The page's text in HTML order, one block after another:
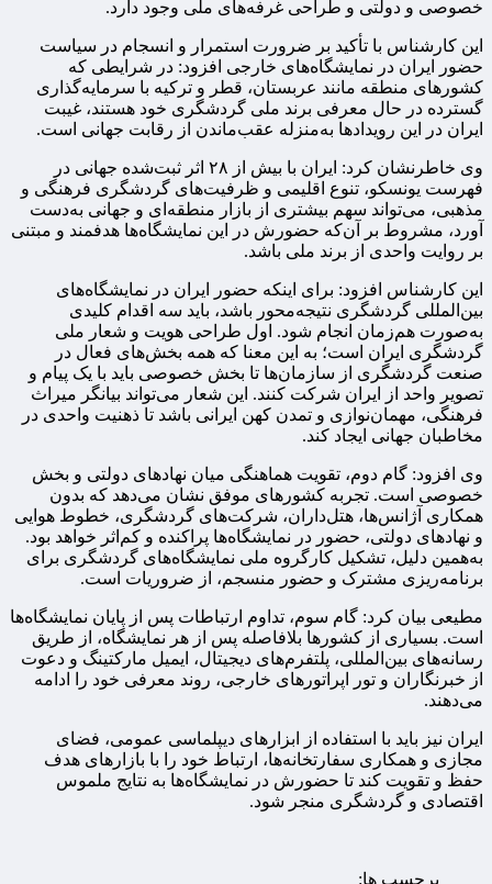
خصوصی و دولتی و طراحی غرفه‌های ملی وجود دارد.
این کارشناس با تأکید بر ضرورت استمرار و انسجام در سیاست
حضور ایران در نمایشگاه‌های خارجی افزود: در شرایطی که
کشورهای منطقه مانند عربستان، قطر و ترکیه با سرمایه‌گذاری
گسترده در حال معرفی برند ملی گردشگری خود هستند، غیبت
ایران در این رویدادها به‌منزله عقب‌ماندن از رقابت جهانی است.
وی خاطرنشان کرد: ایران با بیش از ۲۸ اثر ثبت‌شده جهانی در
فهرست یونسکو، تنوع اقلیمی و ظرفیت‌های گردشگری فرهنگی و
مذهبی، می‌تواند سهم بیشتری از بازار منطقه‌ای و جهانی به‌دست
آورد، مشروط بر آن‌که حضورش در این نمایشگاه‌ها هدفمند و مبتنی
بر روایت واحدی از برند ملی باشد.
این کارشناس افزود: برای اینکه حضور ایران در نمایشگاه‌های
بین‌المللی گردشگری نتیجه‌محور باشد، باید سه اقدام کلیدی
به‌صورت هم‌زمان انجام شود. اول طراحی هویت و شعار ملی
گردشگری ایران است؛ به این معنا که همه بخش‌های فعال در
صنعت گردشگری از سازمان‌ها تا بخش خصوصی باید با یک پیام و
تصویر واحد از ایران شرکت کنند. این شعار می‌تواند بیانگر میراث
فرهنگی، مهمان‌نوازی و تمدن کهن ایرانی باشد تا ذهنیت واحدی در
مخاطبان جهانی ایجاد کند.
وی افزود: گام دوم، تقویت هماهنگی میان نهادهای دولتی و بخش
خصوصی است. تجربه کشورهای موفق نشان می‌دهد که بدون
همکاری آژانس‌ها، هتل‌داران، شرکت‌های گردشگری، خطوط هوایی
و نهادهای دولتی، حضور در نمایشگاه‌ها پراکنده و کم‌اثر خواهد بود.
به‌همین دلیل، تشکیل کارگروه ملی نمایشگاه‌های گردشگری برای
برنامه‌ریزی مشترک و حضور منسجم، از ضروریات است.
مطیعی بیان کرد: گام سوم، تداوم ارتباطات پس از پایان نمایشگاه‌ها
است. بسیاری از کشورها بلافاصله پس از هر نمایشگاه، از طریق
رسانه‌های بین‌المللی، پلتفرم‌های دیجیتال، ایمیل مارکتینگ و دعوت
از خبرنگاران و تور اپراتورهای خارجی، روند معرفی خود را ادامه
می‌دهند.
ایران نیز باید با استفاده از ابزارهای دیپلماسی عمومی، فضای
مجازی و همکاری سفارتخانه‌ها، ارتباط خود را با بازارهای هدف
حفظ و تقویت کند تا حضورش در نمایشگاه‌ها به نتایج ملموس
اقتصادی و گردشگری منجر شود.
برچسب ها: